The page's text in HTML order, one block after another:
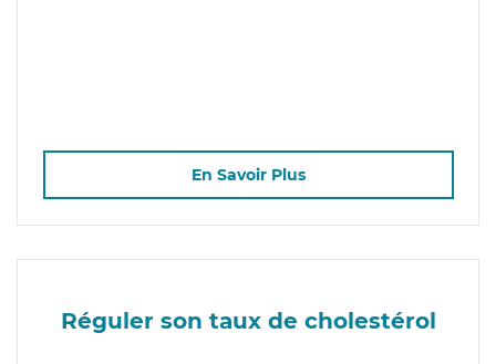
En Savoir Plus
Réguler son taux de cholestérol